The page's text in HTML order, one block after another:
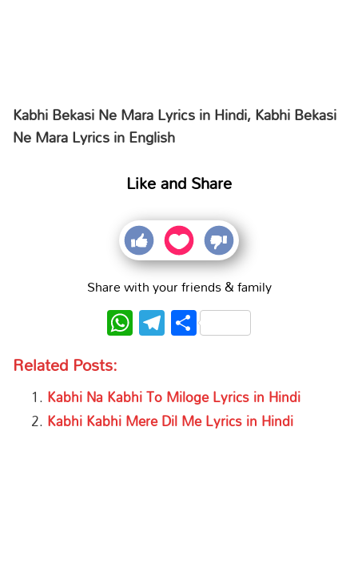
Kabhi Bekasi Ne Mara Lyrics in Hindi, Kabhi Bekasi
Ne Mara Lyrics in English
Like and Share
Share with your friends & family
WhatsApp
Telegram
Share
Related Posts:
Kabhi Na Kabhi To Miloge Lyrics in Hindi
Kabhi Kabhi Mere Dil Me Lyrics in Hindi